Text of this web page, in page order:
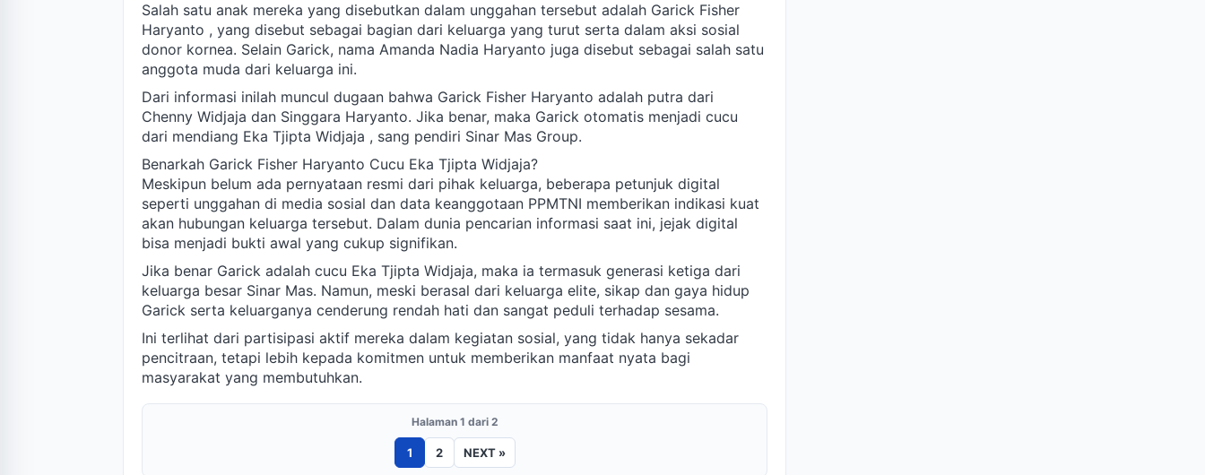
Salah satu anak mereka yang disebutkan dalam unggahan tersebut adalah Garick Fisher
Haryanto , yang disebut sebagai bagian dari keluarga yang turut serta dalam aksi sosial
donor kornea. Selain Garick, nama Amanda Nadia Haryanto juga disebut sebagai salah satu
anggota muda dari keluarga ini.
Dari informasi inilah muncul dugaan bahwa Garick Fisher Haryanto adalah putra dari
Chenny Widjaja dan Singgara Haryanto. Jika benar, maka Garick otomatis menjadi cucu
dari mendiang Eka Tjipta Widjaja , sang pendiri Sinar Mas Group.
Benarkah Garick Fisher Haryanto Cucu Eka Tjipta Widjaja?
Meskipun belum ada pernyataan resmi dari pihak keluarga, beberapa petunjuk digital
seperti unggahan di media sosial dan data keanggotaan PPMTNI memberikan indikasi kuat
akan hubungan keluarga tersebut. Dalam dunia pencarian informasi saat ini, jejak digital
bisa menjadi bukti awal yang cukup signifikan.
Jika benar Garick adalah cucu Eka Tjipta Widjaja, maka ia termasuk generasi ketiga dari
keluarga besar Sinar Mas. Namun, meski berasal dari keluarga elite, sikap dan gaya hidup
Garick serta keluarganya cenderung rendah hati dan sangat peduli terhadap sesama.
Ini terlihat dari partisipasi aktif mereka dalam kegiatan sosial, yang tidak hanya sekadar
pencitraan, tetapi lebih kepada komitmen untuk memberikan manfaat nyata bagi
masyarakat yang membutuhkan.
Halaman 1 dari 2
1 2 NEXT »